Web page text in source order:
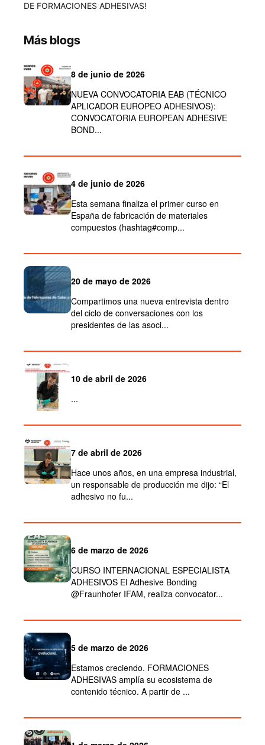
DE FORMACIONES ADHESIVAS!
Más blogs
8 de junio de 2026
NUEVA CONVOCATORIA EAB (TÉCNICO
APLICADOR EUROPEO ADHESIVOS):
CONVOCATORIA EUROPEAN ADHESIVE
BOND...
4 de junio de 2026
Esta semana finaliza el primer curso en
España de fabricación de materiales
compuestos (hashtag#comp...
20 de mayo de 2026
Compartimos una nueva entrevista dentro
del ciclo de conversaciones con los
presidentes de las asoci...
10 de abril de 2026
...
7 de abril de 2026
Hace unos años, en una empresa industrial,
un responsable de producción me dijo: “El
adhesivo no fu...
6 de marzo de 2026
CURSO INTERNACIONAL ESPECIALISTA
ADHESIVOS El Adhesive Bonding
@Fraunhofer IFAM, realiza convocator...
5 de marzo de 2026
Estamos creciendo. FORMACIONES
ADHESIVAS amplía su ecosistema de
contenido técnico. A partir de ...